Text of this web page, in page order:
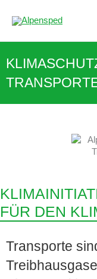
Inhalt
FÜR DEN
Transporte